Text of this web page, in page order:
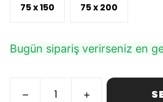
75 x 150 75 x 200
Bugün sipariş verirseniz en